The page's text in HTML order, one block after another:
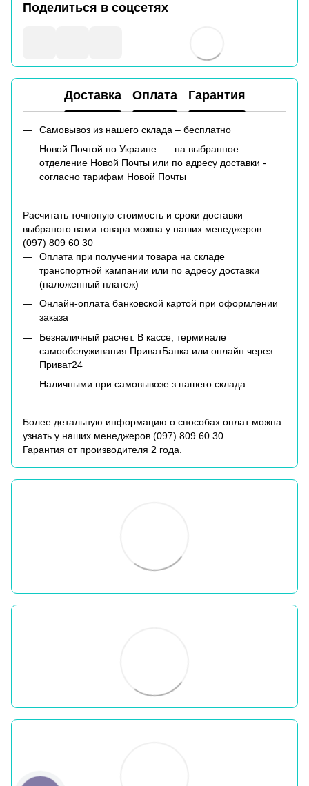
Поделиться в соцсетях
Доставка Оплата Гарантия
Самовывоз из нашего склада – бесплатно
Новой Почтой по Украине — на выбранное
отделение Новой Почты или по адресу доставки -
согласно тарифам Новой Почты
Расчитать точноную стоимость и сроки доставки
выбраного вами товара можна у наших менеджеров
(097) 809 60 30
Оплата при получении товара на складе
транспортной кампании или по адресу доставки
(наложенный платеж)
Онлайн-оплата банковской картой при оформлении
заказа
Безналичный расчет. В кассе, терминале
самообслуживания ПриватБанка или онлайн через
Приват24
Наличными при самовывозе з нашего склада
Более детальную информацию о способах оплат можна
узнать у наших менеджеров (097) 809 60 30
Гарантия от производителя 2 года.